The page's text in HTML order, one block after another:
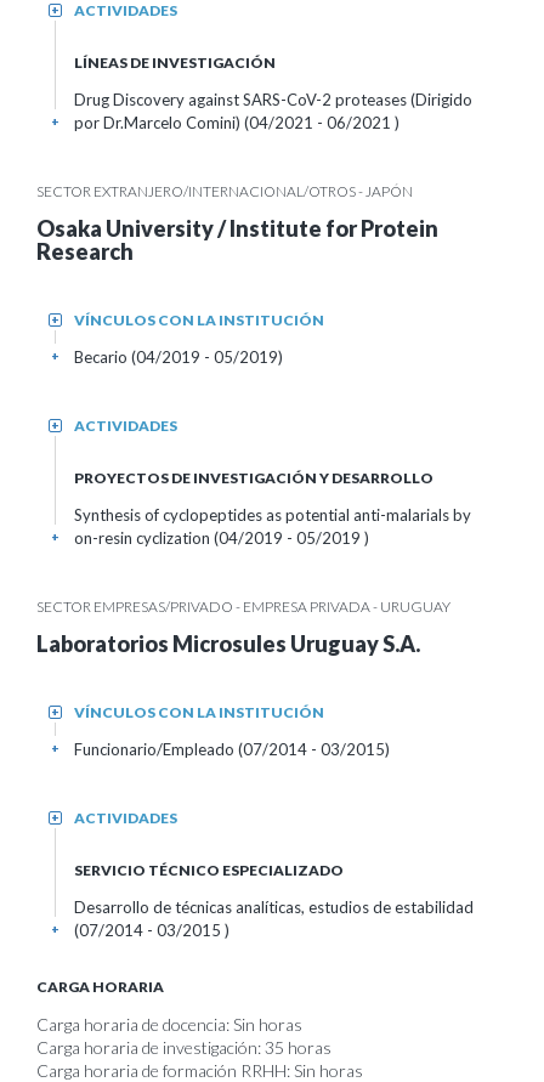
ACTIVIDADES
+
LÍNEAS DE INVESTIGACIÓN
Drug Discovery against SARS-CoV-2 proteases (Dirigido
por Dr.Marcelo Comini) (04/2021 - 06/2021 )
+
SECTOR EXTRANJERO/INTERNACIONAL/OTROS - JAPÓN
Osaka University / Institute for Protein
Research
VÍNCULOS CON LA INSTITUCIÓN
+
Becario (04/2019 - 05/2019)
+
ACTIVIDADES
+
PROYECTOS DE INVESTIGACIÓN Y DESARROLLO
Synthesis of cyclopeptides as potential anti-malarials by
on-resin cyclization (04/2019 - 05/2019 )
+
SECTOR EMPRESAS/PRIVADO - EMPRESA PRIVADA - URUGUAY
Laboratorios Microsules Uruguay S.A.
VÍNCULOS CON LA INSTITUCIÓN
+
Funcionario/Empleado (07/2014 - 03/2015)
+
ACTIVIDADES
+
SERVICIO TÉCNICO ESPECIALIZADO
Desarrollo de técnicas analíticas, estudios de estabilidad
(07/2014 - 03/2015 )
+
CARGA HORARIA
Carga horaria de docencia: Sin horas
Carga horaria de investigación: 35 horas
Carga horaria de formación RRHH: Sin horas